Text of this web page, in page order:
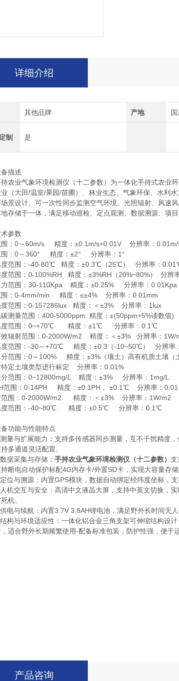
详细介绍
其他品牌 产地
制 是
描述
农业气象环境检测仪（十二参数）为一体化手持式农业
（大田/温室/果园/苗圃）、林业生态、气象环保、水利
景设计。可一次性同步监测空气环境、光照辐射、风速
存储于一体，满足移动巡检、定点观测、数据溯源、项
参数
围：0～60m/s 精度：±0.1m/s+0.01V 分辨率：0.01m/
围：0～360° 精度：±2° 分辨率：1°
度范围：-40-80℃ 精度：±0.3℃（25℃） 分辨率：
度范围：0-100%RH 精度：±3%RH（20%~80%） 分辨
力范围：30-110Kpa 精度：±0.25% 分辨率：0.01Kpa
围：0-4mm/min 精度：≤±4% 分辨率：0.01mm
度范围：0-157286lux 精度：＜±3% 分辨率：1lux
碳测量范围：400-5000ppm 精度：±(50ppm+5%读数值)
度范围：0~+70℃ 精度：±1℃ 分辨率：0.1℃
效辐射范围：0-2000W/m2 精度：＜±3% 分辨率：1W/
度范围：-30～+70℃ 精度：±0.3（-10~50℃） 分辨率
分范围：0～100% 精度：±3%（壤土）高有机质土壤（
特定土壤类型进行标定 分辨率：0.01%
分范围：0~12800mg/L 精度：±3% 分辨率：1mg/L
范围：0-14PH 精度：±0.1PH， ±0.1℃ 分辨率：0.01
范围：0-2000W/m2 精度：＜±3% 分辨率：1W/m2
度范围：-40~80℃ 精度：±0.5℃ 分辨率：0.1℃
功能与性能特点
量与扩展能力：支持多传感器同步测量，互不干扰精度
多通道灵活配置。
据采集与存储： 手持农业气象环境检测仪（十二参数） 支
断电自动保护标配4G内存卡/外置SD卡，实现大容量存
位与溯源：内置GPS模块，数据自动绑定经纬度坐标，
机交互与安全：高清中文液晶大屏，支持中英文切换，
机。
电与续航：内置3.7V 3.8AH锂电池，满足野外长时间无人
构与环境适应性：一体化铝合金三角支架可伸缩结构设
适合野外长期频繁使用-配备标准包装，防护性强，便于
产品咨询